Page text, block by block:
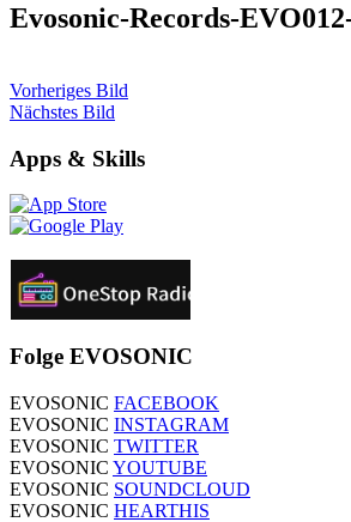
Evosonic-Records-
Vorheriges Bild
Nächstes Bild
Apps & Skills
Folge EVOSONIC
EVOSONIC FACEBOOK
EVOSONIC INSTAGRAM
EVOSONIC TWITTER
EVOSONIC YOUTUBE
EVOSONIC SOUNDCLOUD
EVOSONIC HEARTHIS